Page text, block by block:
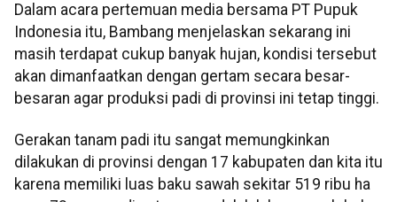
Dalam acara pertemuan media bersama PT Pupuk
Indonesia itu, Bambang menjelaskan sekarang ini
masih terdapat cukup banyak hujan, kondisi tersebut
akan dimanfaatkan dengan gertam secara besar-
besaran agar produksi padi di provinsi ini tetap tinggi.
Gerakan tanam padi itu sangat memungkinkan
dilakukan di provinsi dengan 17 kabupaten dan kita itu
karena memiliki luas baku sawah sekitar 519 ribu ha